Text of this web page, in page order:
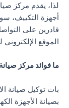
أجهزة التكييف،
قادرين على
الموقع
ما فوائد مركز
بات توكيل صيانة
بصيانة الأجهزة